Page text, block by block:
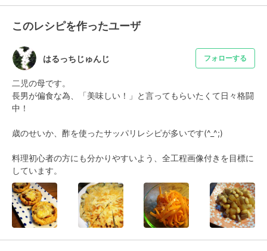
このレシピを作ったユーザ
はるっちじゅんじ フォローする
二児の母です。
長男が偏食な為、「美味しい！」と言ってもらいたくて日々格闘
中！
歳のせいか、酢を使ったサッパリレシピが多いです(^_^;)
料理初心者の方にも分かりやすいよう、全工程画像付きを目標に
しています。